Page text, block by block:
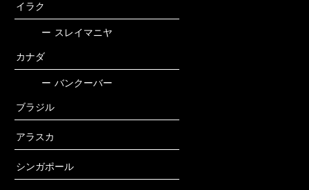
イラク
ー スレイマニヤ
カナダ
ー バンクーバー
ブラジル
アラスカ
シンガポール